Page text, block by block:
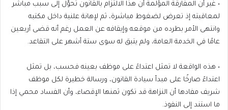
• غير أن المفارقة المؤلمة أن هذا الالتزام بالقانون تحوّل إلى سبب مباشر
لمعاقبته إذ تعرض لضغوط مباشرة، ثم لإهانة علنية داخل مكتبه
وانتهى الأمر بطرده من موقعه وإيقافه عن العمل رغم أنه قضى أربعين
عامًا في الخدمة العامة، ولم يتبق له سوى ستة أشهر على التقاعد.
• هذه الواقعة لا تمثل اعتداءً على موظف بعينه فحسب، بل تمثل
اعتداءً صارخًا على مبدأ سيادة القانون، ورسالة خطيرة لكل موظف
شريف مفادها أن النزاهة قد تكون ثمنها الإقصاء، وأن الفساد محمي إذا
ما استند إلى النفوذ.